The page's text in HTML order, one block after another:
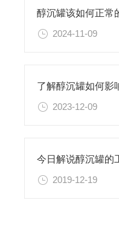
2024-11-09
2023-12-09
2019-12-19